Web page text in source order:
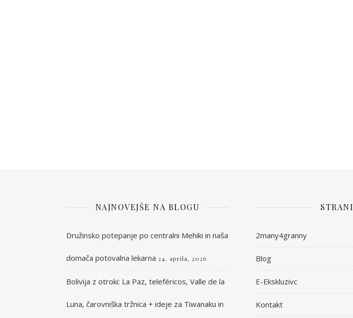
NAJNOVEJŠE NA BLOGU
Družinsko potepanje po centralni Mehiki in naša
domača potovalna lekarna 24. aprila, 2026
Bolivija z otroki: La Paz, teleféricos, Valle de la
Luna, čarovniška tržnica + ideje za Tiwanaku in
STRANI
2many4granny
Blog
E-Ekskluzivc
Kontakt